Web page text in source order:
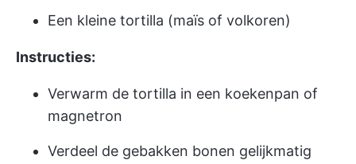
Een kleine tortilla (maïs of volkoren)
Instructies:
Verwarm de tortilla in een koekenpan of
magnetron
Verdeel de gebakken bonen gelijkmatig